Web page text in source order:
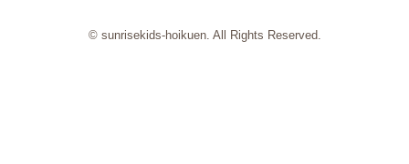
© sunrisekids-hoikuen. All Rights Reserved.